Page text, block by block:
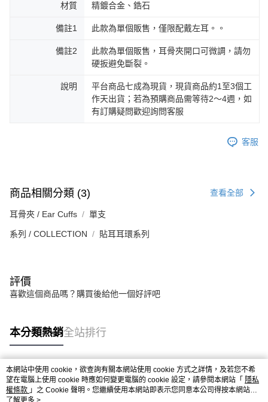
材質 精鍍合金、鋯石
備註1 此款為單個販售，僅限配戴左耳。。
備註2
此款為單個販售，耳骨夾開口可微調，請勿
硬扳避免斷裂。
說明
平台商品七成為現貨，現貨商品約1至3個工
作天出貨；若為預購商品需等待2～4週，如
有訂購疑問歡迎詢問客服
客服
商品相關分類 (3) 查看全部
耳骨夾 / Ear Cuffs 單支
系列 / COLLECTION 貼耳耳環系列
評價
喜歡這個商品嗎？購買後給他一個好評吧
本分類熱銷全站排行
熱門標籤
本網站中使用 cookie，欲查詢有關本網站使用 cookie 方式之詳情，及若您不希
望在電腦上使用 cookie 時應如何變更電腦的 cookie 設定，請參閱本網站「 隱私
權條款 」之 Cookie 聲明。您繼續使用本網站即表示您同意本公司得按本網站使
用條款之 Cookie 聲明使用 cookie。
了解更多 >